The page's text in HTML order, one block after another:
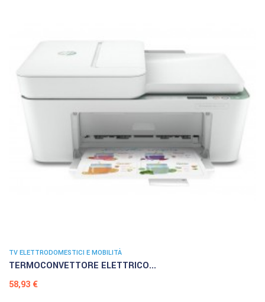
TV ELETTRODOMESTICI E MOBILITÀ
TERMOCONVETTORE ELETTRICO...
Prezzo
58,93 €